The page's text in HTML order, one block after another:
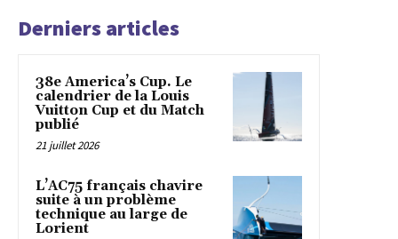
Derniers articles
38e America’s Cup. Le
calendrier de la Louis
Vuitton Cup et du Match
publié
21 juillet 2026
L’AC75 français chavire
suite à un problème
technique au large de
Lorient